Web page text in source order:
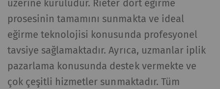
üzerine kuruludur. Rieter dört eğirme
prosesinin tamamını sunmakta ve ideal
eğirme teknolojisi konusunda profesyonel
tavsiye sağlamaktadır. Ayrıca, uzmanlar iplik
pazarlama konusunda destek vermekte ve
çok çeşitli hizmetler sunmaktadır. Tüm
kullanıcı davranışının
analizine olanak
sağlayan istatistiksel
verileri oluşturmak için
_gat_XXX
Google Analytics Oturum
per